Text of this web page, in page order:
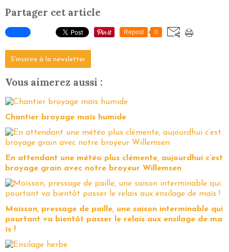
Partager cet article
Repost 0
S'inscrire à la newsletter
Vous aimerez aussi :
Chantier broyage maïs humide
En attendant une météo plus clémente, aujourdhui c’est
broyage grain avec notre broyeur Willemsen
Moisson, pressage de paille, une saison interminable qui
pourtant va bientôt passer le relais aux ensilage de ma
ïs !